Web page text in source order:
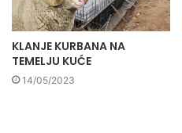
KLANJE KURBANA NA
TEMELJU KUĆE
14/05/2023